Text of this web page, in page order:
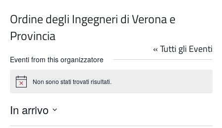
Ordine degli Ingegneri di Verona e
Provincia
« Tutti gli Eventi
Eventi from this organizzatore
Notice Non sono stati trovati risultati.
In arrivo